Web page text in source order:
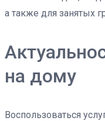
а также для занятых
на дому
Воспользоваться